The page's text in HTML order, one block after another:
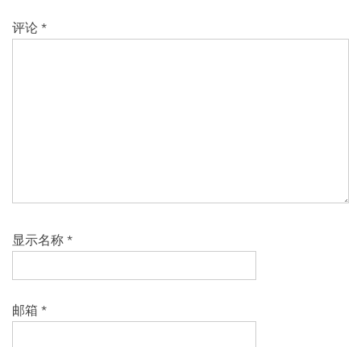
评论 *
显示名称 *
邮箱 *